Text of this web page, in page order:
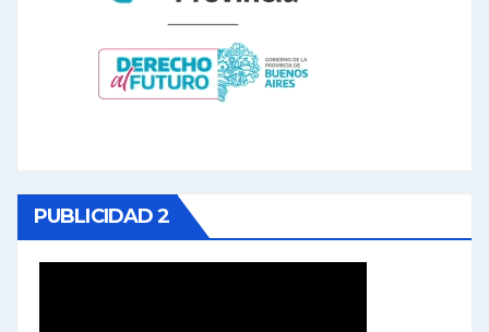
PUBLICIDAD 2